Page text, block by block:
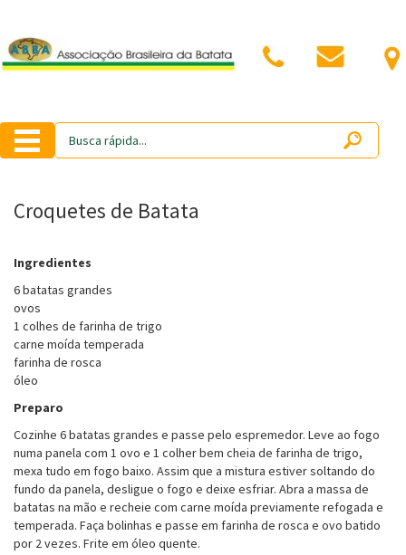
Croquetes de Batata
Ingredientes
6 batatas grandes
ovos
1 colhes de farinha de trigo
carne moída temperada
farinha de rosca
óleo
Preparo
Cozinhe 6 batatas grandes e passe pelo espremedor. Leve ao fogo
numa panela com 1 ovo e 1 colher bem cheia de farinha de trigo,
mexa tudo em fogo baixo. Assim que a mistura estiver soltando do
fundo da panela, desligue o fogo e deixe esfriar. Abra a massa de
batatas na mão e recheie com carne moída previamente refogada e
temperada. Faça bolinhas e passe em farinha de rosca e ovo batido
por 2 vezes. Frite em óleo quente.